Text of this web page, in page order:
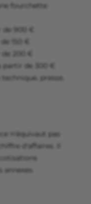
fourchette
de 900 €
150 €
200 €
partir de 300 €
presse,
n'équivaut pas
d'affaires. Il